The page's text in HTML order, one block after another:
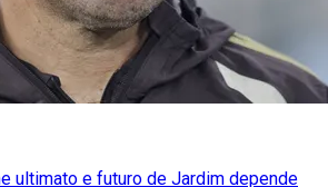
ultimato e futuro de Jardim depende